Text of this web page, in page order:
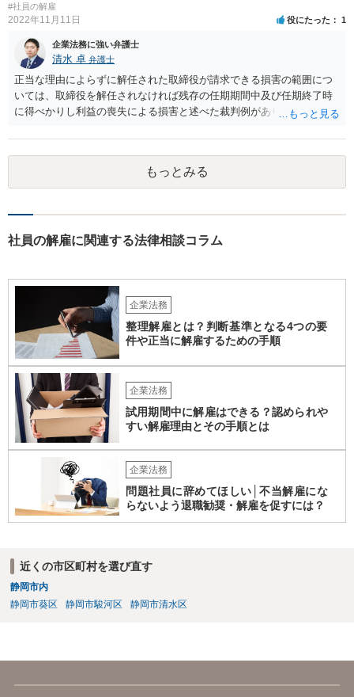
#社員の解雇
2022年11月11日 役にたった 1
企業法務に強い弁護士
清水 卓 弁護士
正当な理由によらずに解任された取締役が請求できる損害の範囲につ
いては、取締役を解任されなければ残存の任期期間中及び任期終了時
に得べかりし利益の喪失による損害と述べた裁判例があります。 役員
ます。また、手当等異なる名称が使用されていても実質はこれらと同
じような性質の金員と判断されれば、損害に含まれる可能性がありま
す。 慰謝料や弁護士については、これらの損害に含まれないと述べる
裁判例もありますが、含まれるとする見解もあり、争いがあるところ
社として正式な手続きを経て無報酬と取り決めているということでし
か。これらも確認しておかれた方がよろしいかと思います。 辞任や任
期満了という他の退任方法であれば、解任のような損害賠償の定めは
ないため、これらの代替方法を取ることができないかも検討点です。
もっとみる
社員の解雇に関連する法律相談コラム
企業法務
整理解雇とは？判断基準となる4つの要
件や正当に解雇するための手順
企業法務
試用期間中に解雇はできる？認められや
すい解雇理由とその手順とは
企業法務
問題社員に辞めてほしい│不当解雇にな
らないよう退職勧奨・解雇を促すには？
近くの市区町村を選び直す
静岡市内
静岡市葵区
静岡市駿河区 静岡市清水区